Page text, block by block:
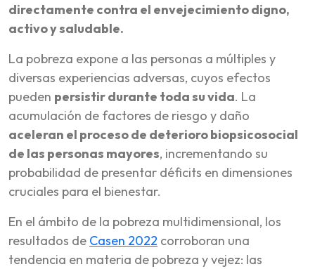
directamente contra el envejecimiento digno,
activo y saludable.
La pobreza expone a las personas a múltiples y
diversas experiencias adversas, cuyos efectos
pueden persistir durante toda su vida. La
acumulación de factores de riesgo y daño
aceleran el proceso de deterioro biopsicosocial
de las personas mayores, incrementando su
probabilidad de presentar déficits en dimensiones
cruciales para el bienestar.
En el ámbito de la pobreza multidimensional, los
resultados de Casen 2022 corroboran una
tendencia en materia de pobreza y vejez: las